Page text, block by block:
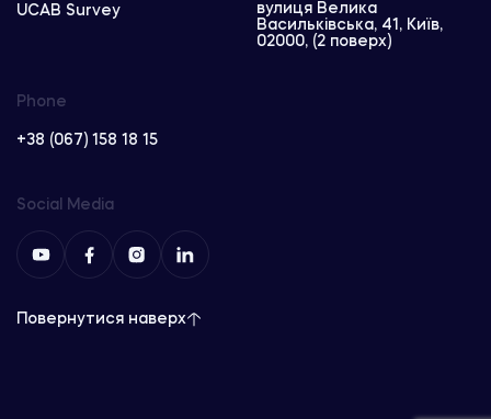
UCAB Survey
Phone
+38 (067) 158 18 15
вулиця Велика
Васильківська, 41, Київ,
02000, (2 поверх)
Social Media
Повернутися наверх